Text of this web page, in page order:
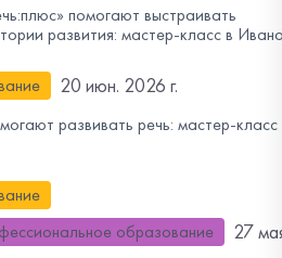
помогают выстраивать
развития: мастер-класс в
20 июн. 2026 г.
развивать речь: мастер-
образование
27